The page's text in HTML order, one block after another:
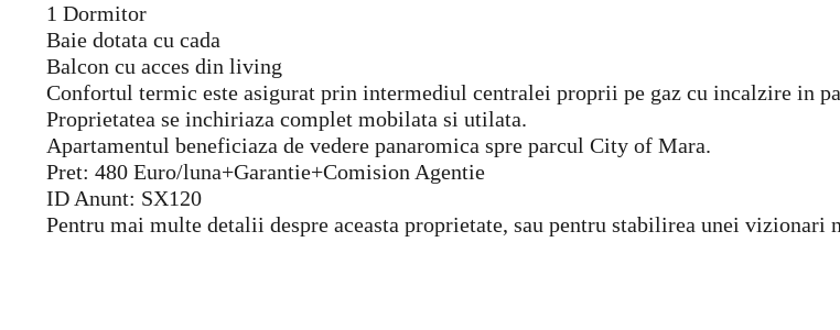
1 Dormitor
Baie dotata cu cada
Balcon cu acces din living
Confortul termic este asigurat prin intermediul centralei proprii pe gaz cu incalzire in
Proprietatea se inchiriaza complet mobilata si utilata.
Apartamentul beneficiaza de vedere panaromica spre parcul City of Mara.
Pret: 480 Euro/luna+Garantie+Comision Agentie
ID Anunt: SX120
Pentru mai multe detalii despre aceasta proprietate, sau pentru stabilirea unei vizionari